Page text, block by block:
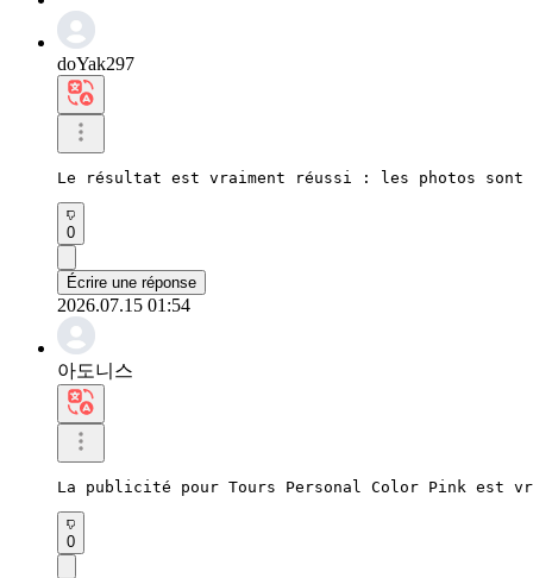
doYak297
Le résultat est vraiment réussi : les photos sont
0
Écrire une réponse
2026.07.15 01:54
아도니스
La publicité pour Tours Personal Color Pink est
0